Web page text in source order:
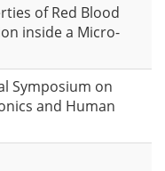
of Red Blood
inside a Micro-
Symposium on
and Human